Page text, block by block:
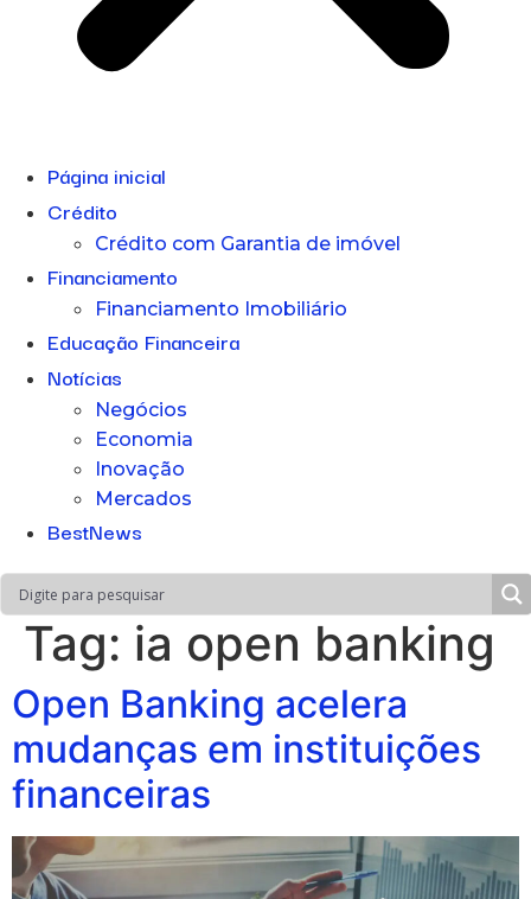
Página inicial
Crédito
Crédito com Garantia de imóvel
Financiamento
Financiamento Imobiliário
Educação Financeira
Notícias
Negócios
Economia
Inovação
Mercados
BestNews
Tag: ia open banking
Open Banking acelera
mudanças em instituições
financeiras